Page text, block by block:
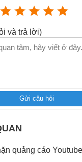
và trả lời)
Gửi câu hỏi